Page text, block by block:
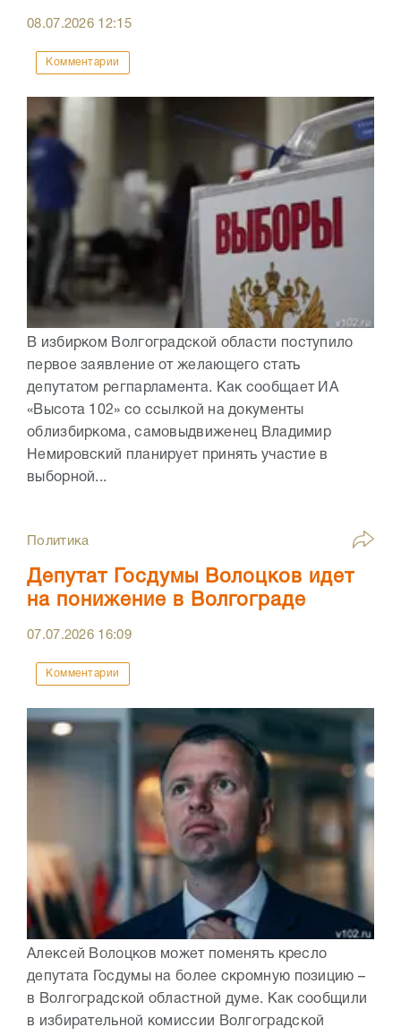
08.07.2026 12:15
Комментарии
В избирком Волгоградской области поступило
первое заявление от желающего стать
депутатом регпарламента. Как сообщает ИА
«Высота 102» со ссылкой на документы
облизбиркома, самовыдвиженец Владимир
Немировский планирует принять участие в
выборной...
Политика
Депутат Госдумы Волоцков идет
на понижение в Волгограде
07.07.2026 16:09
Комментарии
Алексей Волоцков может поменять кресло
депутата Госдумы на более скромную позицию –
в Волгоградской областной думе. Как сообщили
в избирательной комиссии Волгоградской